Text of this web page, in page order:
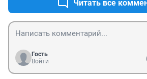
Читать все
Гость
Войти